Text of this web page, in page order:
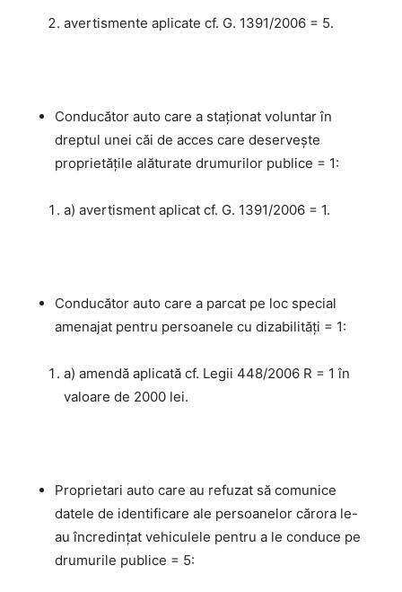
avertismente aplicate cf. G. 1391/2006 = 5.
Conducător auto care a staţionat voluntar în
dreptul unei căi de acces care deservește
proprietăţile alăturate drumurilor publice = 1:
a) avertisment aplicat cf. G. 1391/2006 = 1.
Conducător auto care a parcat pe loc special
amenajat pentru persoanele cu dizabilităţi = 1:
a) amendă aplicată cf. Legii 448/2006 R = 1 în
valoare de 2000 lei.
Proprietari auto care au refuzat să comunice
datele de identificare ale persoanelor cărora le-
au încredinţat vehiculele pentru a le conduce pe
drumurile publice = 5: